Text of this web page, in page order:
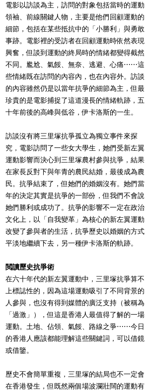
電影以訪談為主，訪問的對象包括當時的運動
領袖、前線關鍵人物，主要是他們回顧運動的
細節，包括在某些抵抗中的「小勝利」與勇敢
事跡。電影裡的受訪者在回顧運動時依然表現
興奮，但談到運動的終局時的情緒都變得截然
不同。尷尬、氣餒、無奈、逃避、心痛⋯⋯這
些情緒既在訪問的內容內，也在內容外。訪談
的內容雖然仍是以當年抗爭的細節為主，但最
珍貴的是電影捕捉了這道漫長的情緒軌跡，五
十年前後的高峰與低谷，伊卡洛斯的一生。
訪談沒有將三里塚抗爭孤立為獨立事件來探
究，電影訪問了一些女大學生，她們受新左翼
運動影響而決心到三里塚農村參與抗爭，結果
在家長反對下與年青的農民結婚，最後成為農
民。抗爭結束了，但她們的婚姻沒有。她們當
年的決定其實是抗爭的一部份，但我們不會說
她們勝利或成功了。抗爭的影響不一定在政治
文化上，以「自我變革」為核心的新左翼運動
改變了參與者的生活，抗爭歷史以婚姻的方式
平淡地繼續下去，另一種伊卡洛斯的軌跡。
閲讀歷史抗爭術
在六十年代的新左翼運動中，三里塚抗爭算不
上標誌性的，因為這場運動吸引了不同背景的
人參與，也沒有得到媒體的廣泛支持（被稱為
「過激」），但這是香港人最值得了解的一場
運動。土地、佔領、氣餒、路線之爭⋯⋯今日
的香港人應該都能理解這些關鍵詞，可以借鏡
或借鑒。
歷史不會簡單重複，三里塚的結局也不一定會
在香港發生，但既然兩個場波瀾壯闊的運動有